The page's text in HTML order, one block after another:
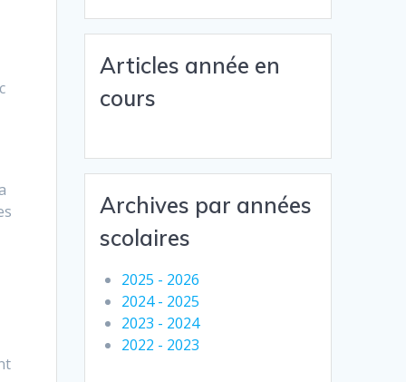
Articles année en
cours
Archives par années
scolaires
2025 - 2026
2024 - 2025
2023 - 2024
2022 - 2023